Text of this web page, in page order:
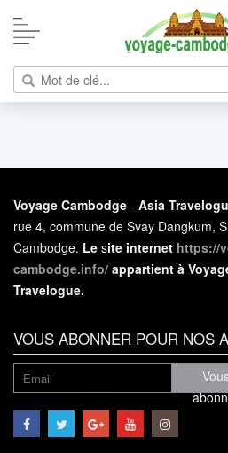
Voyage Cambodge - Asia
rue 4, commune de Svay Dangkum,
Cambodge. Le site internet https://
cambodge.info/ appartient à
Travelogue.
VOUS ABONNER POUR NOS